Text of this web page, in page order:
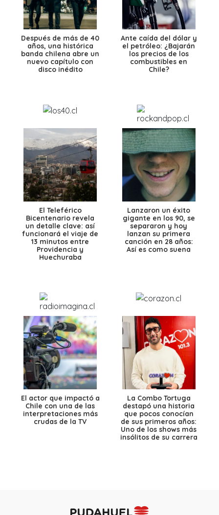
Después de más de 40
años, una histórica
banda chilena abre un
nuevo capítulo con
disco inédito
Ante caída del dólar y
el petróleo: ¿Bajarán
los precios de los
combustibles en
Chile?
El Teleférico
Bicentenario revela
un detalle clave: así
funcionará el viaje de
13 minutos entre
Providencia y
Huechuraba
Lanzaron un éxito
gigante en los 90, se
separaron y hoy
lanzan su primera
canción en 28 años:
Así es como suena
El actor que impactó a
Chile con una de las
interpretaciones más
crudas de la TV
La Combo Tortuga
destapó una historia
que pocos conocían
de sus primeros años:
Uno de los shows más
insólitos de su carrera